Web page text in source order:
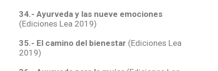
34.- Ayurveda y las nueve emociones
(Ediciones Lea 2019)
35.- El camino del bienestar (Ediciones Lea
2019)